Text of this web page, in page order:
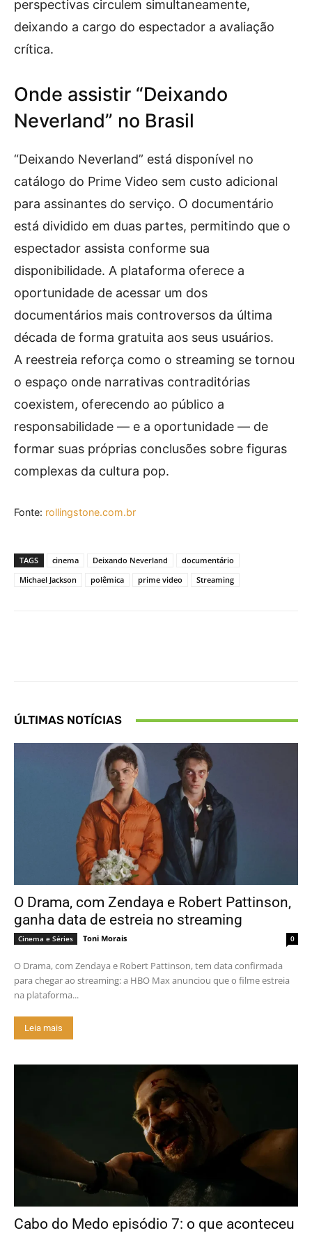
perspectivas circulem simultaneamente,
deixando a cargo do espectador a avaliação
crítica.
Onde assistir “Deixando
Neverland” no Brasil
“Deixando Neverland” está disponível no
catálogo do Prime Video sem custo adicional
para assinantes do serviço. O documentário
está dividido em duas partes, permitindo que o
espectador assista conforme sua
disponibilidade. A plataforma oferece a
oportunidade de acessar um dos
documentários mais controversos da última
década de forma gratuita aos seus usuários.
A reestreia reforça como o streaming se tornou
o espaço onde narrativas contraditórias
coexistem, oferecendo ao público a
responsabilidade — e a oportunidade — de
formar suas próprias conclusões sobre figuras
complexas da cultura pop.
Fonte: rollingstone.com.br
TAGS cinema Deixando Neverland
documentário
Michael Jackson
polêmica prime video Streaming
ÚLTIMAS NOTÍCIAS
O Drama, com Zendaya e Robert Pattinson,
ganha data de estreia no streaming
Cinema e Séries Toni Morais 0
O Drama, com Zendaya e Robert Pattinson, tem data confirmada
para chegar ao streaming: a HBO Max anunciou que o filme estreia
na plataforma...
Leia mais
Cabo do Medo episódio 7: o que aconteceu